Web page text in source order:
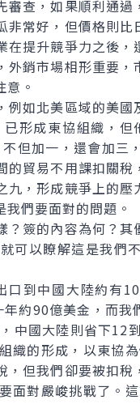
查，如果順利通
常好，但價格則
提升競爭力之後
銷市場相形重要
。
如北美區域的美國
形成東協組織，
但加一，還會加三
貿易不用課扣關
，形成競爭上的
們要面對的問題。
簽的內容為何？其
可以瞭解這是我們
到中國大陸約有
約90億美金，而
中國大陸則省下12
織的形成，以東協
但我們卻要被扣
面對嚴峻挑戰了。